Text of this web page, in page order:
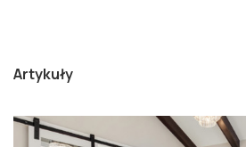
Artykuły